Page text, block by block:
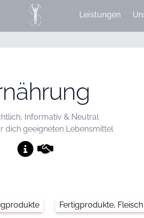
Leistungen
Informativ & Neutral
dich geeigneten Lebensmittel
Fertigprodukte, Fleisch